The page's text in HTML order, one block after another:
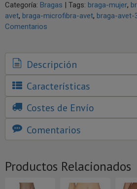
Categoría: Bragas | Tags: braga-mujer
avet braga-microfibra-avet braga-avet-
Comentarios
Descripción
Características
Costes de Envío
Comentarios
Productos Relacionados